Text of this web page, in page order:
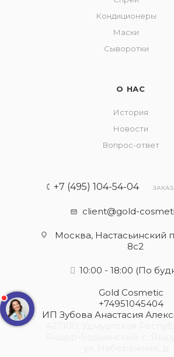
Кондиционеры
Маски
Сыворотки
О НАС
История
Новости
Вопрос-ответ
+7 (495) 104-54-04
client@gold-
Москва, Настасьинский
8с2
10:00 - 18:00 (По
Gold Cosmetic
+74951045404
ИП Зубова Анастасия